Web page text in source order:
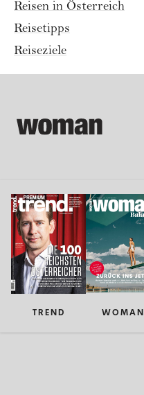
Reisen in Österreich
Reisetipps
Reiseziele
TREND WOMAN